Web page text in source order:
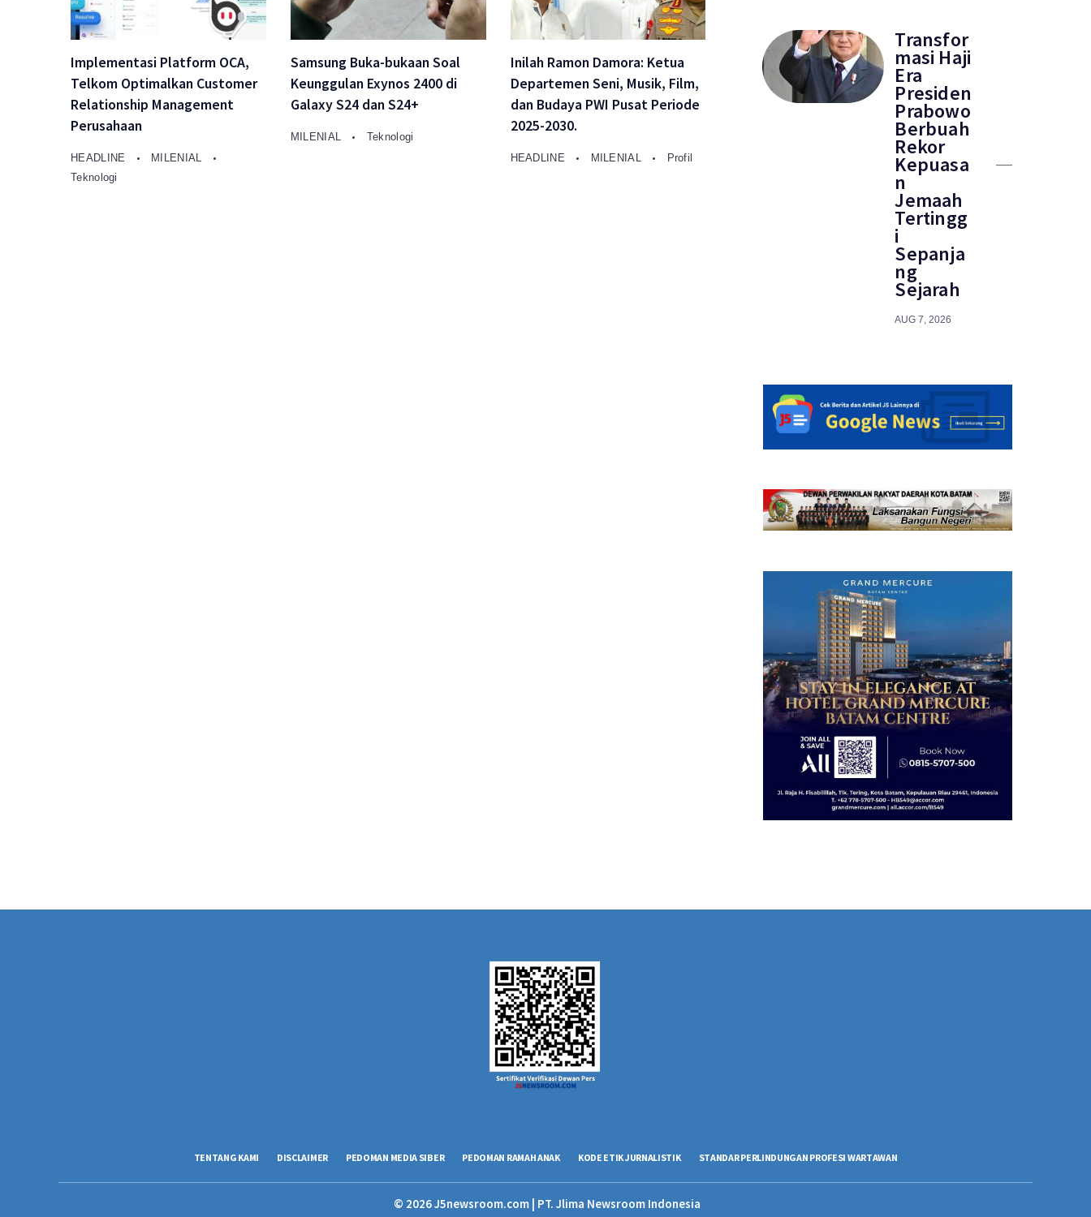
Implementasi Platform OCA,
Telkom Optimalkan Customer
Relationship Management
Perusahaan
HEADLINE
MILENIAL
Teknologi
Samsung Buka-bukaan Soal
Keunggulan Exynos 2400 di
Galaxy S24 dan S24+
MILENIAL Teknologi
Inilah Ramon Damora: Ketua
Departemen Seni, Musik, Film,
dan Budaya PWI Pusat Periode
2025-2030.
HEADLINE MILENIAL Profil
Transfor
masi Haji
Era
Presiden
Prabowo
Berbuah
Rekor
Kepuasa
n
Jemaah
Tertingg
i
Sepanja
ng
Sejarah
AUG 7, 2026
TENTANG KAMI DISCLAIMER PEDOMAN MEDIA SIBER PEDOMAN RAMAH ANAK KODE ETIK JURNALISTIK STANDAR PERLINDUNGAN PROFESI WARTAWAN
© 2026 J5newsroom.com | PT. Jlima Newsroom Indonesia